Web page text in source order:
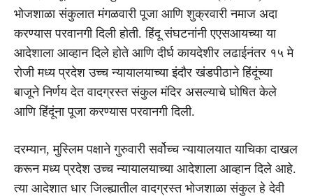
भोजशाळा संकुलात मंगळवारी पूजा आणि शुक्रवारी नमाज अदा
करण्यास परवानगी दिली होती. हिंदू संघटनांनी एएसआयच्या या
आदेशाला आव्हान दिले होते आणि दीर्घ कायदेशीर लढाईनंतर १५ मे
रोजी मध्य प्रदेश उच्च न्यायालयाच्या इंदौर खंडपीठाने हिंदूंच्या
बाजूने निर्णय देत वादग्रस्त संकुल मंदिर असल्याचे घोषित केले
आणि हिंदूंना पूजा करण्यास परवानगी दिली.
दरम्यान, मुस्लिम पक्षाने गुरुवारी सर्वोच्च न्यायालयात याचिका दाखल
करून मध्य प्रदेश उच्च न्यायालयाच्या आदेशाला आव्हान दिले आहे.
त्या आदेशात धार जिल्ह्यातील वादग्रस्त भोजशाळा संकुल हे देवी